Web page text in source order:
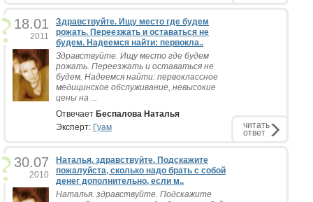
18.01
2011
Здравствуйте. Ищу место где будем
рожать. Переезжать и оставаться не
будем. Надеемся найти: первокла..
Здравствуйте. Ищу место где будем
рожать. Переезжать и оставаться не
будем. Надеемся найти: первоклассное
медицинское обслуживание, невысокие
цены на ...
Отвечает Беспалова Наталья
Эксперт: Гуам читать
ответ
30.07
2010
Наталья. здравствуйте. Подскажите
пожалуйста, сколько надо брать с собой
денег дополнительно, если м..
Наталья. здравствуйте. Подскажите